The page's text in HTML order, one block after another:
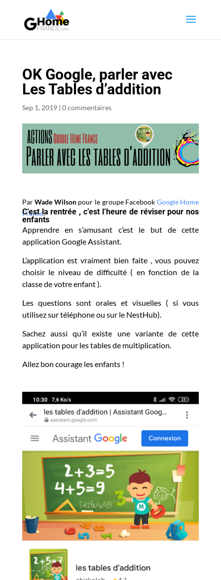
OK Google, parler avec
Les Tables d’addition
Sep 1, 2019| 0 commentaires
ParWade Wilsonpour le groupe Facebook Google Home
France.
C’est la rentrée , c’est l’heure de réviser pour nos
enfants
Apprendre en s’amusant c’est le but de cette
application Google Assistant.
L’application est vraiment bien faite , vous pouvez
choisir le niveau de difficulté ( en fonction de la
classe de votre enfant ).
Les questions sont orales et visuelles ( si vous
utilisez sur téléphone ou sur le NestHub).
Sachez aussi qu’il existe une variante de cette
application pour les tables de multiplication.
Allez bon courage les enfants !